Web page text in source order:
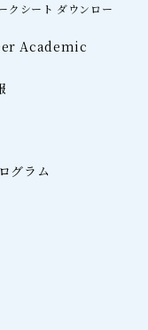
クシート ダウンロー
Academic
グラム